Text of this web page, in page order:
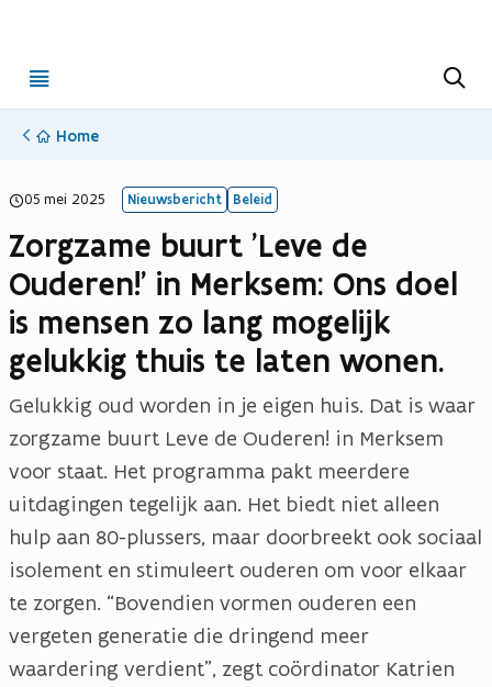
menu
Home
05 mei 2025 Nieuwsbericht Beleid
Zorgzame buurt 'Leve de
Ouderen!' in Merksem: Ons doel
is mensen zo lang mogelijk
gelukkig thuis te laten wonen.
Gelukkig oud worden in je eigen huis. Dat is waar
zorgzame buurt Leve de Ouderen! in Merksem
voor staat. Het programma pakt meerdere
uitdagingen tegelijk aan. Het biedt niet alleen
hulp aan 80-plussers, maar doorbreekt ook sociaal
isolement en stimuleert ouderen om voor elkaar
te zorgen. “Bovendien vormen ouderen een
vergeten generatie die dringend meer
waardering verdient”, zegt coördinator Katrien